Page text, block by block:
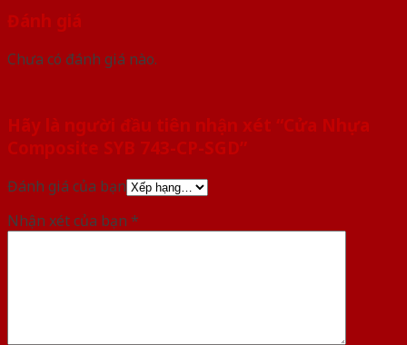
Đánh giá
Chưa có đánh giá nào.
Hãy là người đầu tiên nhận xét “Cửa Nhựa
Composite SYB 743-CP-SGD”
Đánh giá của bạn
Nhận xét của bạn *